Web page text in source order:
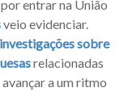
entrar na União
veio evidenciar.
investigações sobre
relacionadas
a um ritmo